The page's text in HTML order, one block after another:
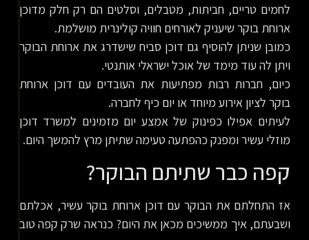
לחמים טריים, חביתות, מטבלים, וסלטים הם רק חלק מדוכן
ארוחת בוקר שיעניק לאורחים חוויה קולינרית מושלמת.
כמובן שניתן להוסיף גם דוכן סביח שישדרג את ארוחת הבוקר
ויתן לה עוד מימד של אוכל ישראלי אותנטי.
כיום, חברות רבות מפתיעות את העובדים עם דוכן ארוחת
בוקר לציון אירוע מיוחד או יום כיף לחברה.
לעיתים אפילו כפינוק של אמצע יום מזמינים למשרד דוכן
מוזלי עשיר ומפנק כהפתעה טעימה שתיתן מרץ להמשך היום.
קפה כבר שתיתם הבוקר?
אז התחלתם את הבוקר עם דוכן ארוחת בוקר עשיר, אכלתם
ושבעתם, איך ממשיכים מכאן את היום? כנראה שרק קפה טוב